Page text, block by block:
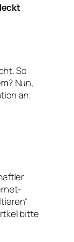
So
Nun,
an.
bitte